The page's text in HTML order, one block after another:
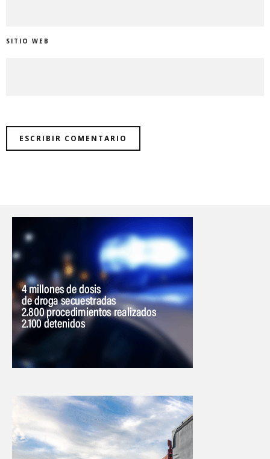
SITIO WEB